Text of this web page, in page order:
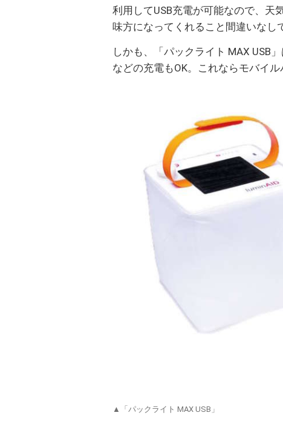
利用してUSB充電が可能なので、天
味方になってくれること間違いなし
しかも、「パックライト MAX USB
などの充電もOK。これならモバイ
▲「パックライト MAX USB」